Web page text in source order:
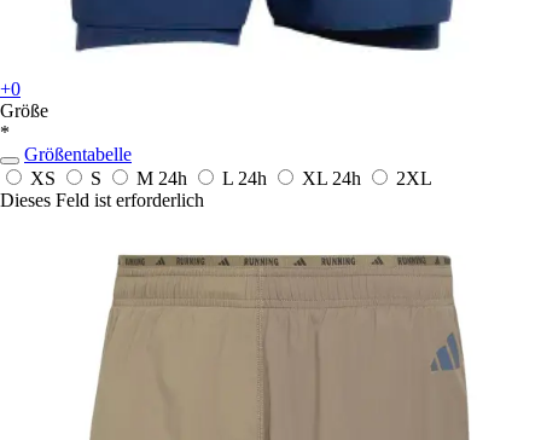
+0
Größe
*
Größentabelle
XS
S M 24h L 24h XL 24h
2XL
Dieses Feld ist erforderlich